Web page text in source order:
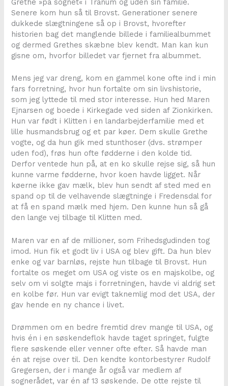
Grethe »på sognet« i Tranum og uden sin familie.
Senere kom hun så til Brovst. Generationer senere
dukkede slægtningene så op i Brovst, hvorefter
historien bag det manglende billede i familiealbummet
og dermed Grethes skæbne blev kendt. Man kan kun
gisne om, hvorfor billedet var fjernet fra albummet.
Mens jeg var dreng, kom en gammel kone ofte ind i min
fars forretning, hvor hun fortalte om sin livshistorie,
som jeg lyttede til med stor interesse. Hun hed Maren
Ejnarsen og boede i Kirkegade ved siden af Zionkirken.
Hun var født i Klitten i en landarbejderfamilie med et
lille husmandsbrug og et par køer. Dem skulle Grethe
vogte, og da hun gik med stunthoser (dvs. strømper
uden fod), frøs hun ofte fødderne i den kolde tid.
Derfor ventede hun på, at en ko skulle rejse sig, så hun
kunne varme fødderne, hvor koen havde ligget. Når
køerne ikke gav mælk, blev hun sendt af sted med en
spand op til de velhavende slægtninge i Fredensdal for
at få en spand mælk med hjem. Den kunne hun så gå
den lange vej tilbage til Klitten med.
Maren var en af de millioner, som Frihedsgudinden tog
imod. Hun fik et godt liv i USA og blev gift. Da hun blev
enke og var barnløs, rejste hun tilbage til Brovst. Hun
fortalte os meget om USA og viste os en majskolbe, og
selv om vi solgte majs i forretningen, havde vi aldrig set
en kolbe før. Hun var evigt taknemlig mod det USA, der
gav hende en ny chance i livet.
Drømmen om en bedre fremtid drev mange til USA, og
hvis én i en søskendeflok havde taget springet, fulgte
flere søskende eller venner ofte efter. Så havde man
én at rejse over til. Den kendte kontorbestyrer Rudolf
Gregersen, der i mange år også var medlem af
sognerådet, var én af 13 søskende. De otte rejste til